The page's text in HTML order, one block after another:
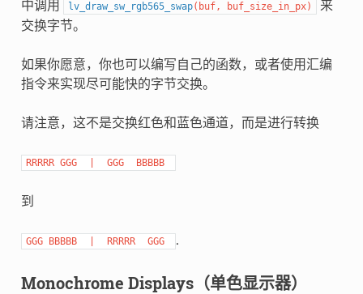
中调用 lv_draw_sw_rgb565_swap( buf, buf_size_in_px)
来
交换字节。
如果你愿意，你也可以编写自己的函数，或者使用汇编
指令来实现尽可能快的字节交换。
请注意，这不是交换红色和蓝色通道，而是进行转换
RRRRR GGG GGG BBBBB
到
GGG BBBBB RRRRR GGG .
Monochrome Displays（单色显示器）